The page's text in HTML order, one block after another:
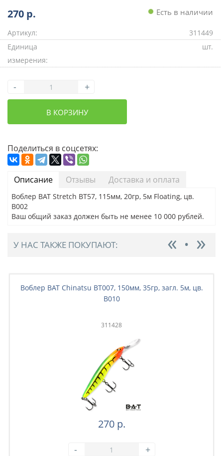
270 р. Есть в наличии
Артикул:
311449
Единица
измерения:
шт.
- +
В КОРЗИНУ
Поделиться в соцсетях:
Описание Отзывы Доставка и оплата
Воблер BAT Stretch BT57, 115мм, 20гр, 5м Floating, цв.
B002
Ваш общий заказ должен быть не менее 10 000 рублей.
У НАС ТАКЖЕ ПОКУПАЮТ:
Воблер BAT Chinatsu BT007, 150мм, 35гр, загл. 5м, цв.
B010
311428
270 р.
- +